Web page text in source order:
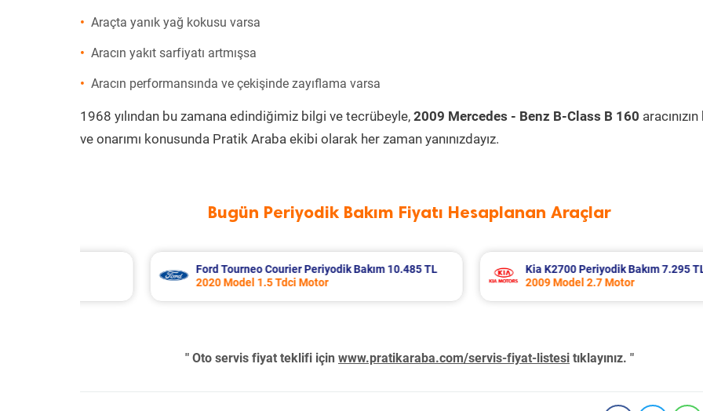
Araçta yanık yağ kokusu varsa
Aracın yakıt sarfiyatı artmışsa
Aracın performansında ve çekişinde zayıflama varsa
1968 yılından bu zamana edindiğimiz bilgi ve tecrübeyle, 2009 Mercedes - Benz B-Class B 160
ve onarımı konusunda Pratik Araba ekibi olarak her zaman yanınızdayız.
Bugün Periyodik Bakım Fiyatı Hesaplanan Araçlar
Ford Tourneo Courier Periyodik Bakım 10.485 TL
2020 Model 1.5 Tdci Motor
Kia K2700 Periyodik Bakım 7.295 TL
2009 Model 2.7 Motor
" Oto servis fiyat teklifi için www.pratikaraba.com/servis-fiyat-listesi tıklayınız. "